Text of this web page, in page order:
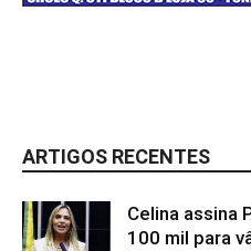
ARTIGOS RECENTES
Celina assina
100 mil para